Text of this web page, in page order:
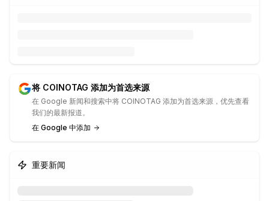
将 COINOTAG 添加为首选来源
在 Google 新闻和搜索中将 COINOTAG 添加为首选来源，优先查看
我们的最新报道。
在 Google 中添加
重要新闻